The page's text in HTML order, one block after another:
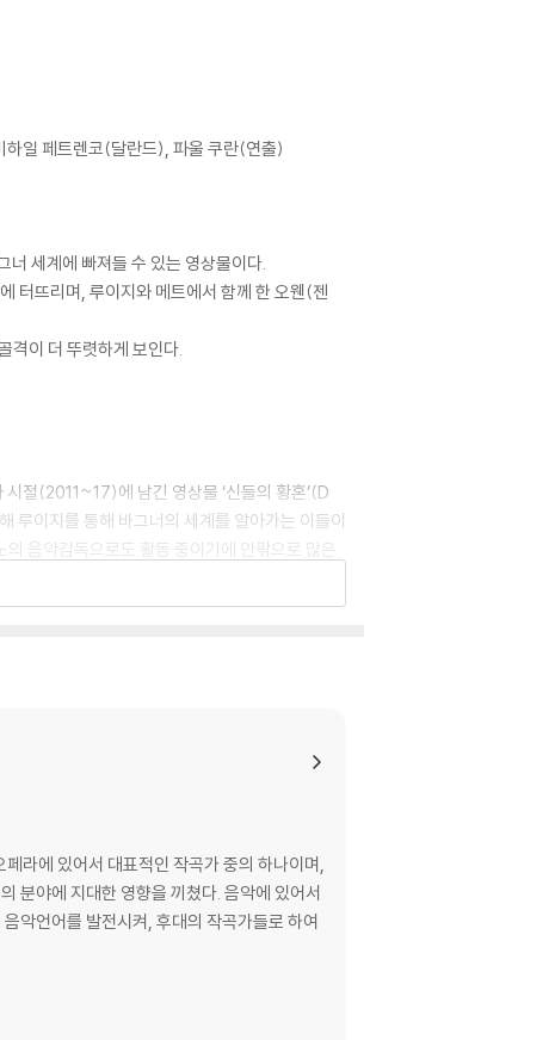
일 페트렌코(달란드), 파울 쿠란(연출)
너 세계에 빠져들 수 있는 영상물이다.
터뜨리며, 루이지와 메트에서 함께 한 오웬(젠
격이 더 뚜렷하게 보인다.
절(2011~17)에 남긴 영상물 ‘신들의 황혼’(D
이지를 통해 바그너의 세계를 알아가는 이들이
음악감독으로도 활동 중이기에 안팎으로 많은
작품을 도맡아온 그는 이번 공연에서 노련미와 역
점에서 그녀가 갖고 있는 바그너 철학과 루이지
트레이션, 가첼리의 활약과 오웬의 미성이 함께
어)가 수록.
라에 있어서 대표적인 작곡가 중의 하나이며,
분야에 지대한 영향을 끼쳤다. 음악에 있어서
악언어를 발전시켜, 후대의 작곡가들로 하여